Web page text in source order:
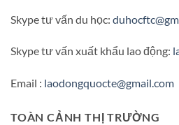
Skype tư vấn du học:
Skype tư vấn xuất khẩu lao động:
Email : laodongquocte@gmail.com
TOÀN CẢNH THỊ TRƯỜNG